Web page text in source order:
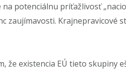
potenciálnu príťažlivosť
zaujímavosti. Krajnepravicové
že existencia EÚ tieto skupiny